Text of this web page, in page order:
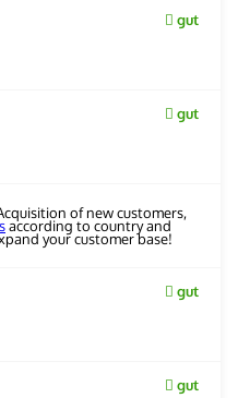
gut
gut
of new customers,
according to country and
your customer base!
gut
gut